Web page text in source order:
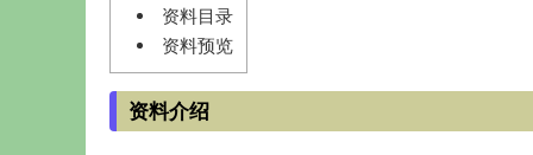
资料目录
资料预览
资料介绍